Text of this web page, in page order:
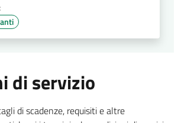
di servizio
di scadenze, requisiti e altre